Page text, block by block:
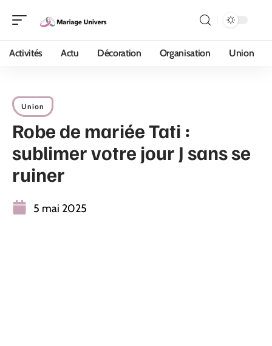
Activités Actu Décoration Organisation Union
Union
Robe de mariée Tati :
sublimer votre jour J sans se
ruiner
5 mai 2025